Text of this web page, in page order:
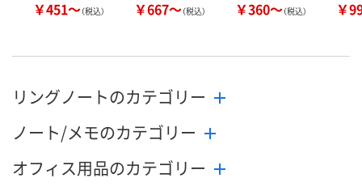
￥451～（税込） ￥667～（税込） ￥360～（税込） ￥
リングノートのカテゴリー
ノート/メモのカテゴリー
オフィス用品のカテゴリー